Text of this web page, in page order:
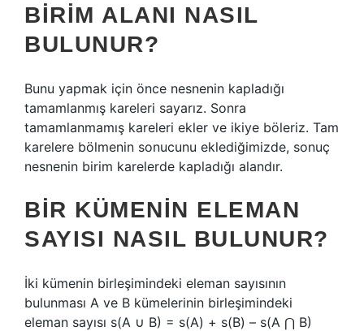
BIRIM ALANI NASIL
BULUNUR?
Bunu yapmak için önce nesnenin kapladığı
tamamlanmış kareleri sayarız. Sonra
tamamlanmamış kareleri ekler ve ikiye böleriz. Tam
karelere bölmenin sonucunu eklediğimizde, sonuç
nesnenin birim karelerde kapladığı alandır.
BIR KÜMENIN ELEMAN
SAYISI NASIL BULUNUR?
İki kümenin birleşimindeki eleman sayısının
bulunması A ve B kümelerinin birleşimindeki
eleman sayısı s(A ∪ B) = s(A) + s(B) – s(A ⋂ B)